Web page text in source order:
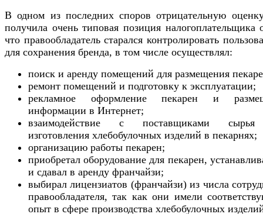
В одном из последних споров отрицательную
получила очень типовая позиция налогоплательщика
что правообладатель старался контролировать
для сохранения бренда, в том числе осуществлял:
поиск и аренду помещений для размещения
ремонт помещений и подготовку к эксплуатации;
рекламное оформление пекарен и
информации в Интернет;
взаимодействие с поставщиками
изготовления хлебобулочных изделий в пекарнях;
организацию работы пекарен;
приобретал оборудование для пекарен,
и сдавал в аренду франчайзи;
выбирал лицензиатов (франчайзи) из числа
правообладателя, так как они имели
опыт в сфере производства хлебобулочных